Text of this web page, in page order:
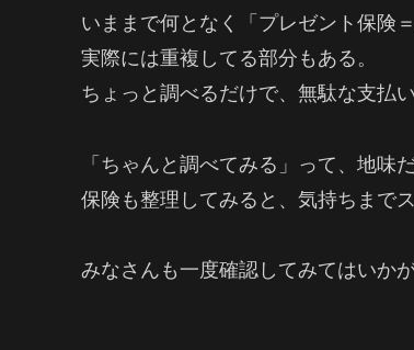
いままで何となく「プレゼント保険
実際には重複してる部分もある。
ちょっと調べるだけで、無駄な支払
「ちゃんと調べてみる」って、地味
保険も整理してみると、気持ちまで
みなさんも一度確認してみてはいか